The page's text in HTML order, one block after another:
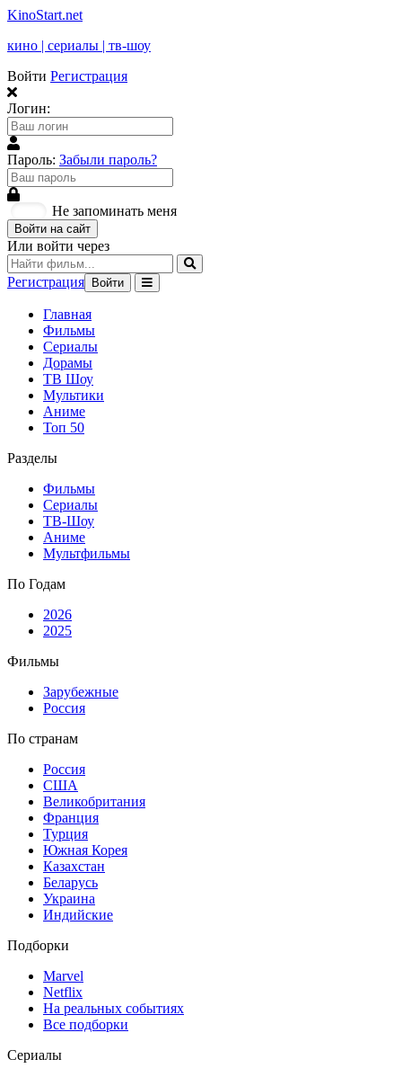
KinoStart.net
кино | сериалы | тв-шоу
Войти Регистрация
Логин:
Пароль: Забыли пароль?
Не запоминать меня
Войти на сайт
Или войти через
Регистрация Войти
Главная
Фильмы
Сериалы
Дорамы
ТВ Шоу
Мультики
Аниме
Топ 50
Разделы
Фильмы
Сериалы
ТВ-Шоу
Аниме
Мультфильмы
По Годам
2026
2025
Фильмы
Зарубежные
Россия
По странам
Россия
США
Великобритания
Франция
Турция
Южная Корея
Казахстан
Беларусь
Украина
Индийские
Подборки
Marvel
Netflix
На реальных событиях
Все подборки
Сериалы